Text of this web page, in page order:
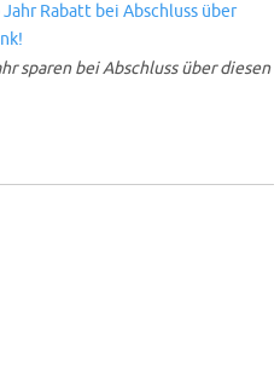
sparen bei Abschluss über diesen